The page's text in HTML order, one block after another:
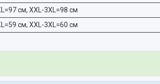
см, XXL-3XL=98 см
см, XXL-3XL=60 см